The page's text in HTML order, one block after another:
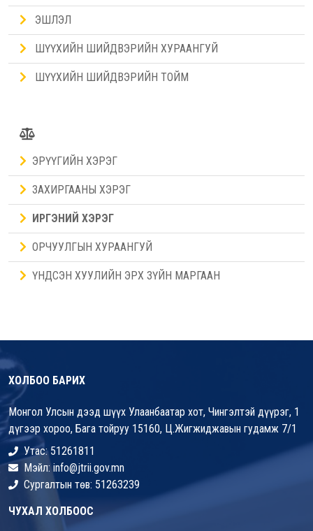
ЭШЛЭЛ
ШҮҮХИЙН ШИЙДВЭРИЙН ХУРААНГУЙ
ШҮҮХИЙН ШИЙДВЭРИЙН ТОЙМ
ЭРҮҮГИЙН ХЭРЭГ
ЗАХИРГААНЫ ХЭРЭГ
ИРГЭНИЙ ХЭРЭГ
ОРЧУУЛГЫН ХУРААНГУЙ
ҮНДСЭН ХУУЛИЙН ЭРХ ЗҮЙН МАРГААН
ХОЛБОО БАРИХ
Монгол Улсын дээд шүүх Улаанбаатар хот, Чингэлтэй дүүрэг, 1
дүгээр хороо, Бага тойруу 15160, Ц.Жигжиджавын гудамж 7/1
Утас: 51261811
Мэйл: info@jtrii.gov.mn
Сургалтын төв: 51263239
ЧУХАЛ ХОЛБООС